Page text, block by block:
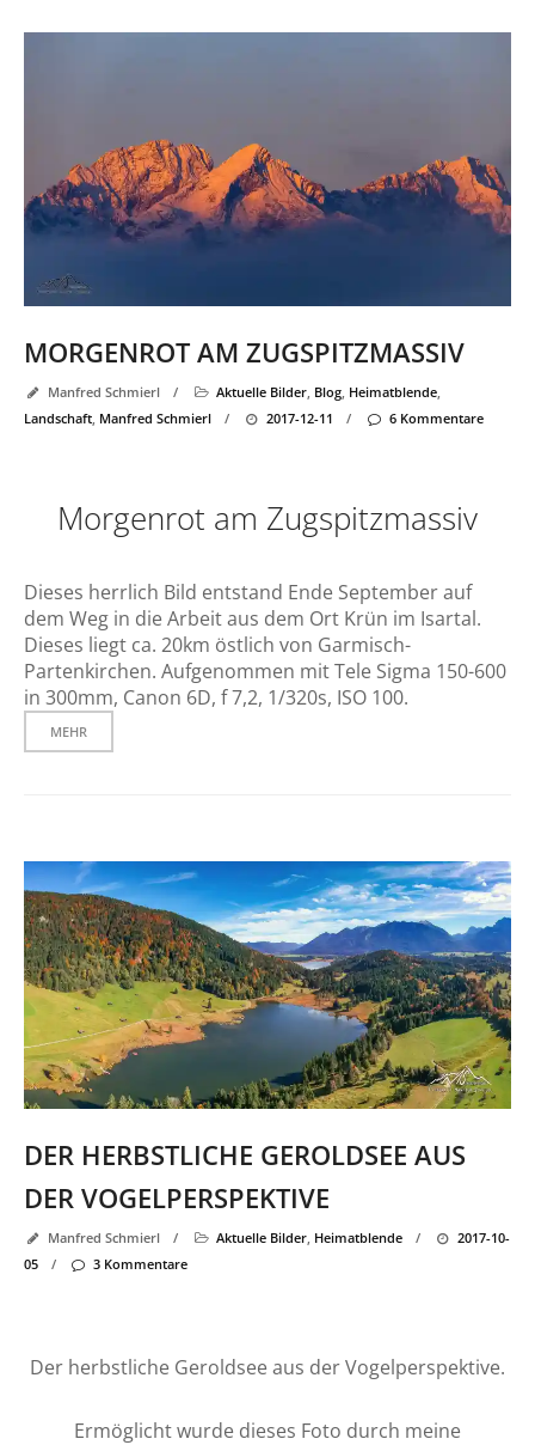
MORGENROT AM ZUGSPITZMASSIV
Manfred Schmierl / Aktuelle Bilder, Blog, Heimatblende,
Landschaft, Manfred Schmierl / 2017-12-11 / 6 Kommentare
Morgenrot am Zugspitzmassiv
Dieses herrlich Bild entstand Ende September auf
dem Weg in die Arbeit aus dem Ort Krün im Isartal.
Dieses liegt ca. 20km östlich von Garmisch-
Partenkirchen. Aufgenommen mit Tele Sigma 150-600
in 300mm, Canon 6D, f 7,2, 1/320s, ISO 100.
MEHR
DER HERBSTLICHE GEROLDSEE AUS
DER VOGELPERSPEKTIVE
Manfred Schmierl / Aktuelle Bilder, Heimatblende /
2017-10-
05
/ 3 Kommentare
Der herbstliche Geroldsee aus der Vogelperspektive.
Ermöglicht wurde dieses Foto durch meine